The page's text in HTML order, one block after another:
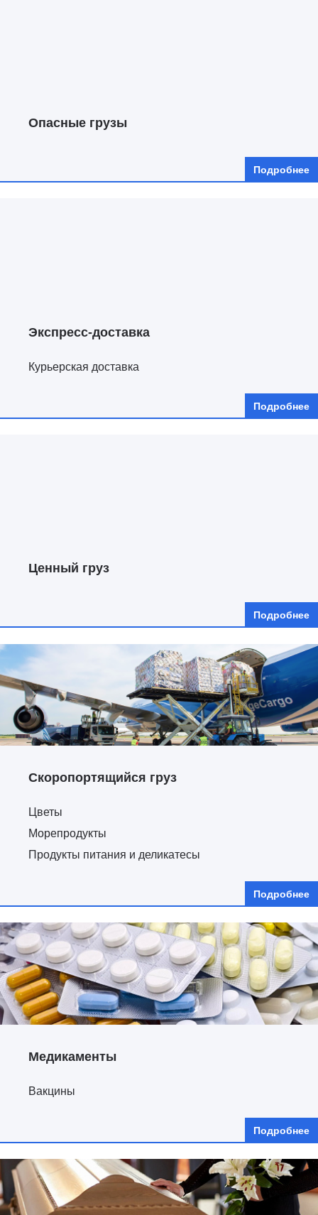
Опасные грузы
Подробнее
Экспресс-доставка
Курьерская доставка
Подробнее
Ценный груз
Подробнее
Скоропортящийся груз
Цветы
Морепродукты
Продукты питания и деликатесы
Подробнее
Медикаменты
Вакцины
Подробнее